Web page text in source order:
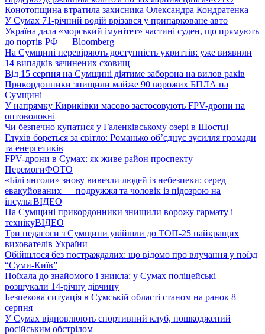
Конотопщина втратила захисника Олександра Кондратенка
У Сумах 71-річний водій врізався у припарковане авто
Україна дала «морський імунітет» частині суден, що прямують
до портів РФ — Bloomberg
На Сумщині перевіряють доступність укриттів: уже виявили
14 випадків зачинених сховищ
Від 15 серпня на Сумщині діятиме заборона на вилов раків
Прикордонники знищили майже 90 ворожих БПЛА на
Сумщині
У напрямку Кириківки масово застосовують FPV-дрони на
оптоволокні
Чи безпечно купатися у Галенківському озері в Шостці
Глухів бореться за світло: Романько об’єднує зусилля громади
та енергетиків
FPV-дрони в Сумах: як живе район проспекту
ПеремогиФОТО
«Білі янголи» знову вивезли людей із небезпеки: серед
евакуйованих — подружжя та чоловік із підозрою на
інсультВІДЕО
На Сумщині прикордонники знищили ворожу гармату і
технікуВІДЕО
Три педагоги з Сумщини увійшли до ТОП-25 найкращих
вихователів України
Обійшлося без постраждалих: що відомо про влучання у поїзд
“Суми-Київ”
Поїхала до знайомого і зникла: у Сумах поліцейські
розшукали 14-річну дівчину
Безпекова ситуація в Сумській області станом на ранок 8
серпня
У Сумах відновлюють спортивний клуб, пошкоджений
російським обстрілом